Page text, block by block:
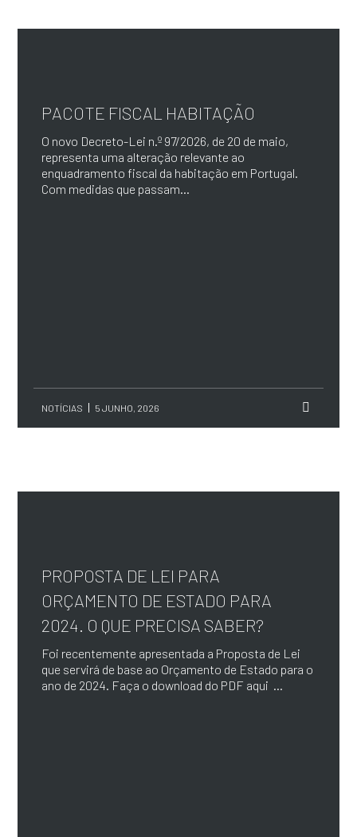
PACOTE FISCAL HABITAÇÃO
O novo Decreto-Lei n.º 97/2026, de 20 de maio,
representa uma alteração relevante ao
enquadramento fiscal da habitação em Portugal.
Com medidas que passam...
NOTÍCIAS 5 JUNHO, 2026
PROPOSTA DE LEI PARA
ORÇAMENTO DE ESTADO PARA
2024. O QUE PRECISA SABER?
Foi recentemente apresentada a Proposta de Lei
que servirá de base ao Orçamento de Estado para o
ano de 2024. Faça o download do PDF aqui ...